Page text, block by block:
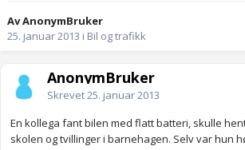
Av AnonymBruker
25. januar 2013 i Bil og trafikk
AnonymBruker
Skrevet25. januar 2013
En kollega fant bilen med flatt batteri, skulle
skolen og tvillinger i barnehagen. Selv var hun